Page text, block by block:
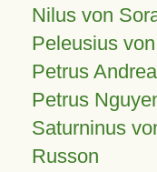
Nilus von
Peleusius
Petrus
Petrus
Saturninus
Russon